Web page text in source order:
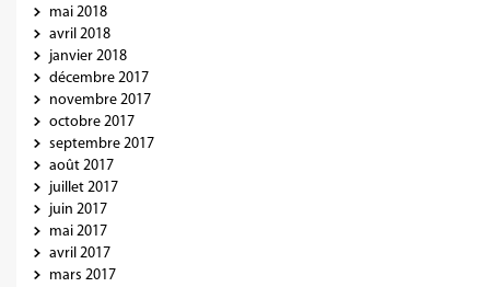
mai 2018
avril 2018
janvier 2018
décembre 2017
novembre 2017
octobre 2017
septembre 2017
août 2017
juillet 2017
juin 2017
mai 2017
avril 2017
mars 2017